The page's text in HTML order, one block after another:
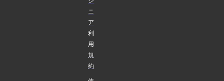
ニ
ア
利
用
規
約